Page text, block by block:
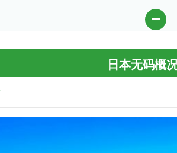
日本无码概